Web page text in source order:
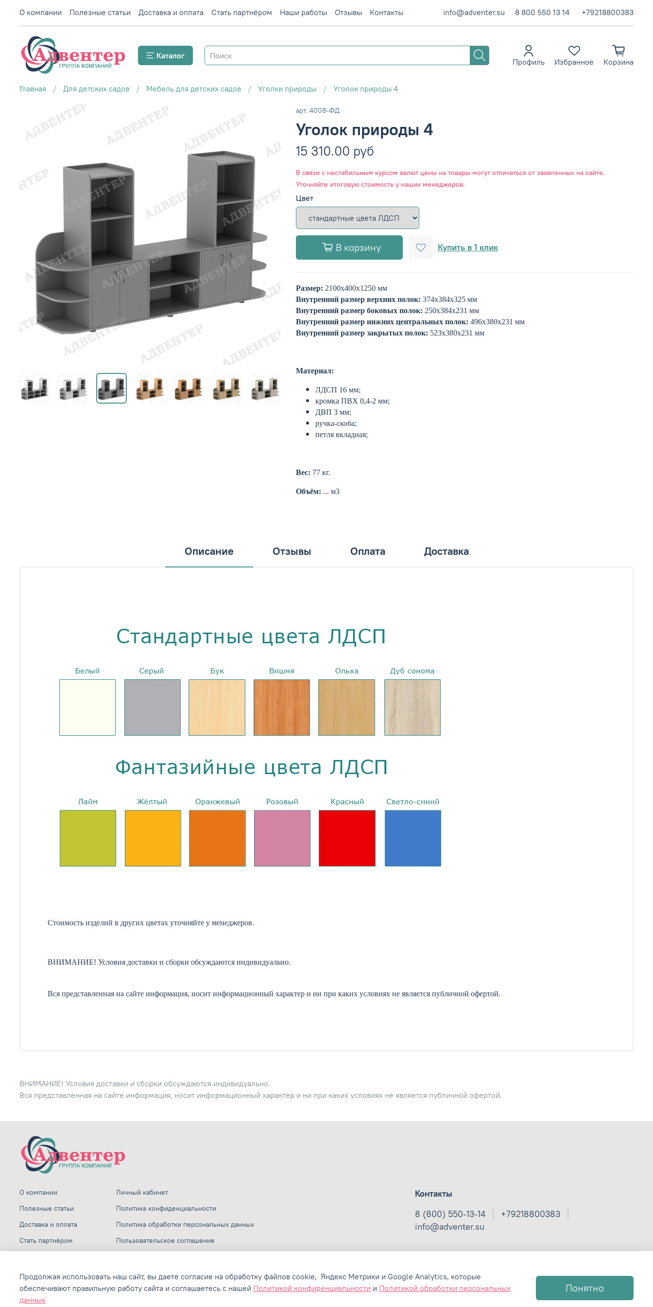
О компании Полезные статьи Доставка и оплата Стать партнёром Наши работы Отзывы Контакты info@adventer.su 8 800 550 13 14 +79218800383
Каталог
Профиль Избранное Корзина
Главная Для детских садов Мебель для детских садов Уголки природы Уголок природы 4
арт. 4008-ФД
Уголок природы 4
15 310.00 руб
В связи с нестабильным курсом валют цены на товары могут отличаться от заявленных на сайте.
Уточняйте итоговую стоимость у наших менеджеров.
Цвет
В корзину Купить в 1 клик
Размер: 2100х400х1250 мм
Внутренний размер верхних полок: 374х384х325 мм
Внутренний размер боковых полок: 250х384х231 мм
Внутренний размер нижних центральных полок: 496х380х231 мм
Внутренний размер закрытых полок: 523х380х231 мм
Материал:
ЛДСП 16 мм;
кромка ПВХ 0,4-2 мм;
ДВП 3 мм;
ручка-скоба;
петля вкладная;
Вес: 77 кг.
Объём: ... м3
Описание Отзывы Оплата Доставка
Стоимость изделий в других цветах уточняйте у менеджеров.
ВНИМАНИЕ! Условия доставки и сборки обсуждаются индивидуально.
Вся представленная на сайте информация, носит информационный характер и ни при каких условиях не является публичной офертой.
ВНИМАНИЕ! Условия доставки и сборки обсуждаются индивидуально.
Вся представленная на сайте информация, носит информационный характер и ни при каких условиях не является публичной офертой.
О компании
Полезные статьи
Доставка и оплата
Стать партнёром
Отзывы
Контакты
Личный кабинет
Политика конфиденциальности
Политика обработки персональных данных
Пользовательское соглашение
Контакты
8 (800) 550-13-14
+79218800383
info@adventer.su
Продолжая использовать наш сайт, вы даете согласие на обработку файлов cookie, Яндекс Метрики и Google Analytics, которые
обеспечивают правильную работу сайта и соглашаетесь с нашей Политикой конфиденциальности и Политикой обработки персональных
данных
Понятно